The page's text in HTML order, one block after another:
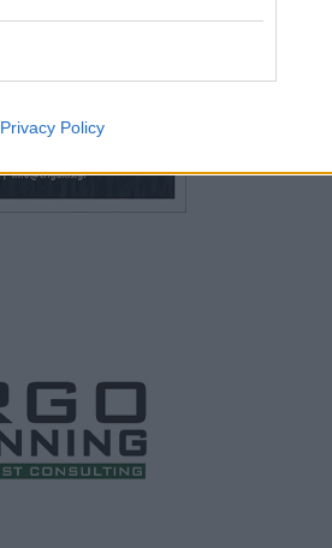
Privacy Policy